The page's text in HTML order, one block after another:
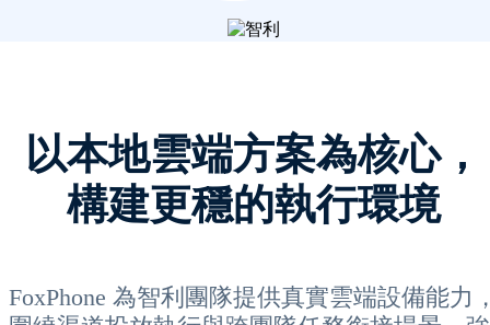
以本地雲端方案為核心，
構建更穩的執行環境
FoxPhone 為智利團隊提供真實雲端設備能力